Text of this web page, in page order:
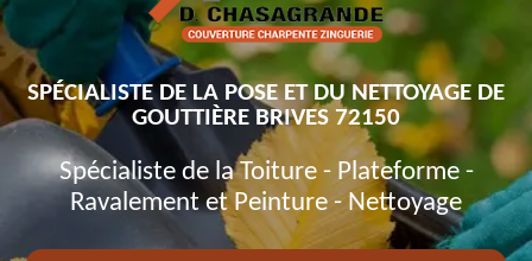
SPÉCIALISTE DE LA POSE ET DU NETTOYAGE DE
GOUTTIÈRE BRIVES 72150
Spécialiste de la Toiture - Plateforme -
Ravalement et Peinture - Nettoyage